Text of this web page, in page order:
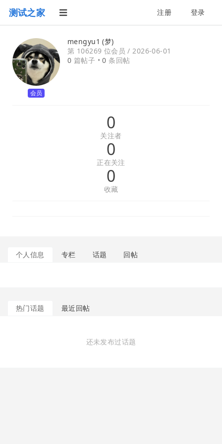
测试之家 注册 登录
会员
mengyu1 (梦)
第 106269 位会员 /2026-06-01
0 篇帖子 •0 条回帖
0
关注者
0
正在关注
0
收藏
个人信息 专栏 话题 回帖
热门话题 最近回帖
还未发布过话题